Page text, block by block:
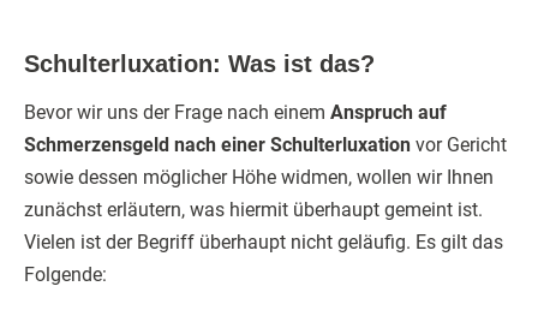
Schulterluxation: Was ist das?
Bevor wir uns der Frage nach einem Anspruch auf
Schmerzensgeld nach einer Schulterluxation vor Gericht
sowie dessen möglicher Höhe widmen, wollen wir Ihnen
zunächst erläutern, was hiermit überhaupt gemeint ist.
Vielen ist der Begriff überhaupt nicht geläufig. Es gilt das
Folgende: